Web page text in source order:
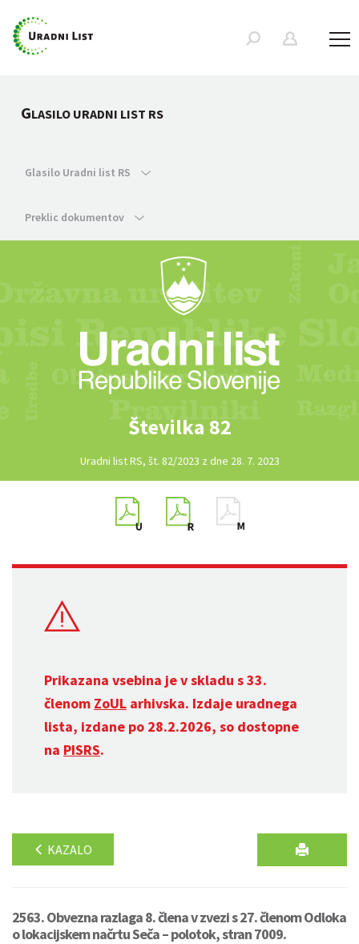
GLASILO URADNI LIST RS
Glasilo Uradni list RS
Preklic dokumentov
Številka 82
Uradni list RS, št. 82/2023 z dne 28. 7. 2023
Prikazana vsebina je v skladu s 33.
členom ZoUL arhivska. Izdaje uradnega
lista, izdane po 28.2.2026, so dostopne
na PISRS.
KAZALO
2563. Obvezna razlaga 8. člena v zvezi s 27. členom Odloka
o lokacijskem načrtu Seča – polotok, stran 7009.